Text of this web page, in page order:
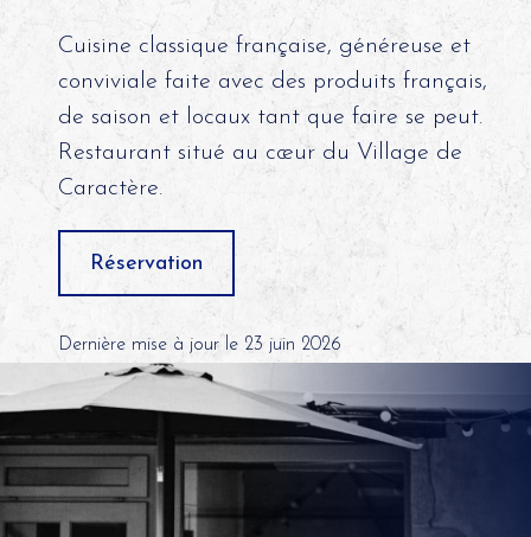
Cuisine classique française, généreuse et
conviviale faite avec des produits français,
de saison et locaux tant que faire se peut.
Restaurant situé au cœur du Village de
Caractère.
Réservation
Dernière mise à jour le 23 juin 2026